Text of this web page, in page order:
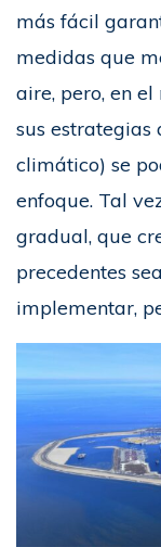
más fácil
medidas que
aire, pero, en
sus estrategias
climático) se
enfoque. Tal
gradual, que
precedentes
implementar,